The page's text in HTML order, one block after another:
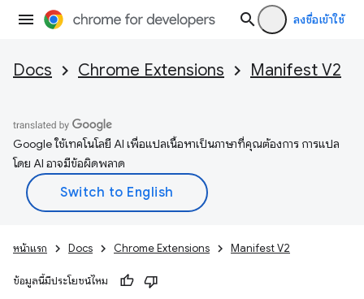
ลงชื่อเข้าใช้
Docs Chrome Extensions Manifest V2
Google ใช้เทคโนโลยี AI เพื่อแปลเนื้อหาเป็นภาษาที่คุณต้องการ การแปล
โดย AI อาจมีข้อผิดพลาด
หน้าแรก Docs Chrome Extensions Manifest V2
ข้อมูลนี้มีประโยชน์ไหม